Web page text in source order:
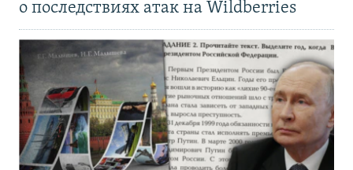
о последствиях атак на Wildberries